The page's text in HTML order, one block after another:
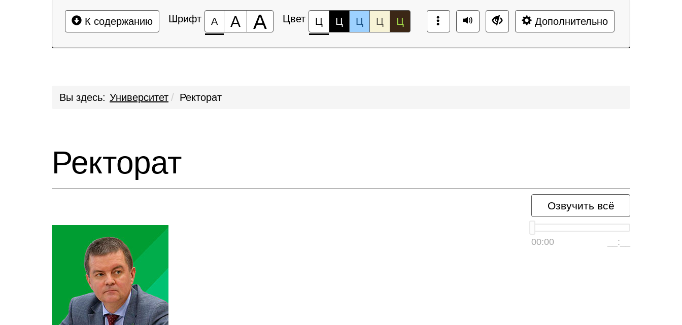
К содержанию Шрифт А А А Цвет Ц Ц Ц Ц Ц Дополнительно
Вы здесь: Университет Ректорат
Ректорат
Озвучить всё
00:00 __:__